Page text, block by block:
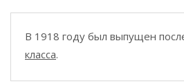
В 1918 году был выпущен
класса.